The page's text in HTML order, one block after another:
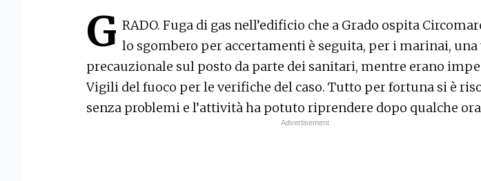
G RADO. Fuga di gas nell’edificio che a Grado ospita
lo sgombero per accertamenti è seguita, per i marinai,
precauzionale sul posto da parte dei sanitari, mentre erano
Vigili del fuoco per le verifiche del caso. Tutto per fortuna si è
senza problemi e l’attività ha potuto riprendere dopo qualche